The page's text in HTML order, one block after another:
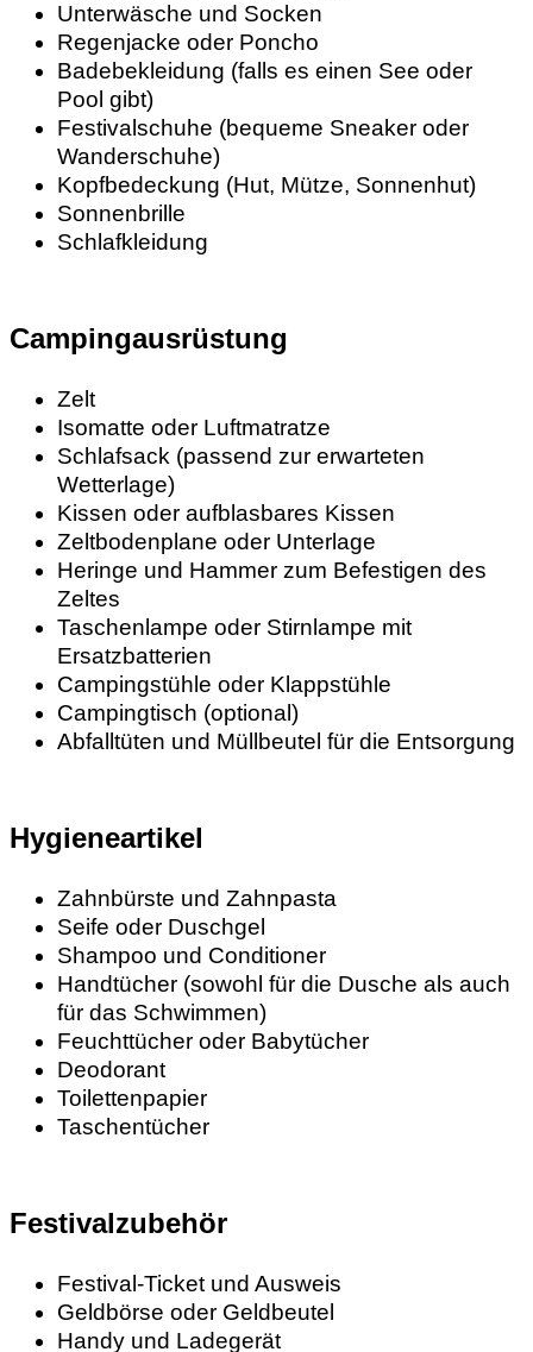
Unterwäsche und Socken
Regenjacke oder Poncho
Badebekleidung (falls es einen See oder
Pool gibt)
Festivalschuhe (bequeme Sneaker oder
Wanderschuhe)
Kopfbedeckung (Hut, Mütze, Sonnenhut)
Sonnenbrille
Schlafkleidung
Campingausrüstung
Zelt
Isomatte oder Luftmatratze
Schlafsack (passend zur erwarteten
Wetterlage)
Kissen oder aufblasbares Kissen
Zeltbodenplane oder Unterlage
Heringe und Hammer zum Befestigen des
Zeltes
Taschenlampe oder Stirnlampe mit
Ersatzbatterien
Campingstühle oder Klappstühle
Campingtisch (optional)
Abfalltüten und Müllbeutel für die Entsorgung
Hygieneartikel
Zahnbürste und Zahnpasta
Seife oder Duschgel
Shampoo und Conditioner
Handtücher (sowohl für die Dusche als auch
für das Schwimmen)
Feuchttücher oder Babytücher
Deodorant
Toilettenpapier
Taschentücher
Festivalzubehör
Festival-Ticket und Ausweis
Geldbörse oder Geldbeutel
Handy und Ladegerät